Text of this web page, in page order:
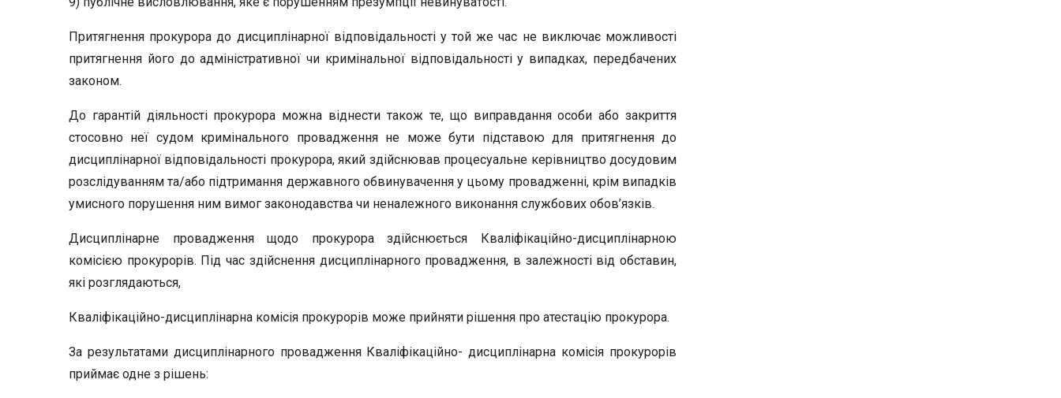
Притягнення прокурора до дисциплінарної відповідальності у той же час не виключає можливості
притягнення його до адміністративної чи кримінальної відповідальності у випадках, передбачених
законом.
До гарантій діяльності прокурора можна віднести також те, що виправдання особи або закриття
стосовно неї судом кримінального провадження не може бути підставою для притягнення до
дисциплінарної відповідальності прокурора, який здійснював процесуальне керівництво досудовим
розслідуванням та/або підтримання державного обвинувачення у цьому провадженні, крім випадків
умисного порушення ним вимог законодавства чи неналежного виконання службових обов’язків.
Дисциплінарне провадження щодо прокурора здійснюється Кваліфікаційно-дисциплінарною
комісією прокурорів. Під час здійснення дисциплінарного провадження, в залежності від обставин,
які розглядаються,
Кваліфікаційно-дисциплінарна комісія прокурорів може прийняти рішення про атестацію прокурора.
За результатами дисциплінарного провадження Кваліфікаційно- дисциплінарна комісія прокурорів
приймає одне з рішень: